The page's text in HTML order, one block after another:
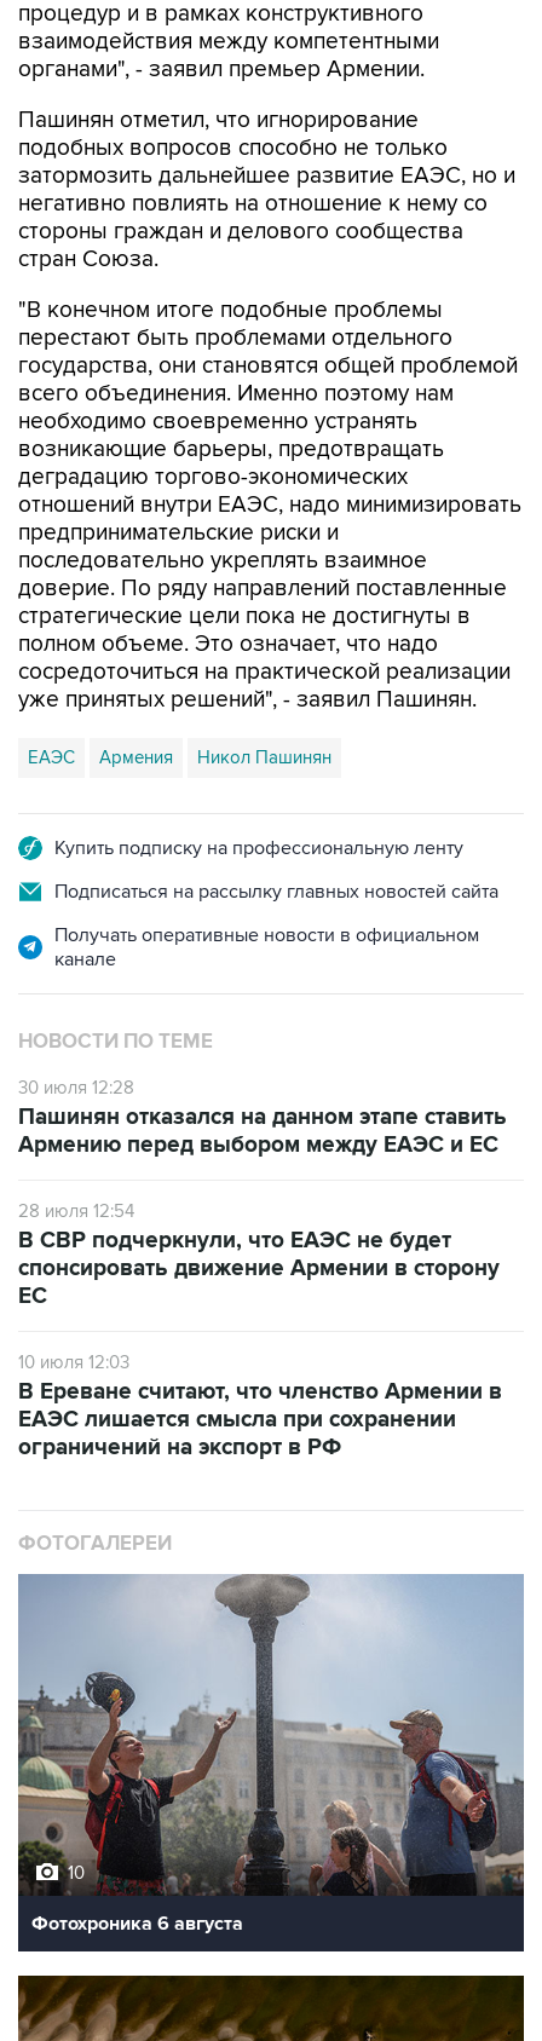
процедур и в рамках конструктивного
взаимодействия между компетентными
органами", - заявил премьер Армении.
Пашинян отметил, что игнорирование
подобных вопросов способно не только
затормозить дальнейшее развитие ЕАЭС, но и
негативно повлиять на отношение к нему со
стороны граждан и делового сообщества
стран Союза.
"В конечном итоге подобные проблемы
перестают быть проблемами отдельного
государства, они становятся общей проблемой
всего объединения. Именно поэтому нам
необходимо своевременно устранять
возникающие барьеры, предотвращать
деградацию торгово-экономических
отношений внутри ЕАЭС, надо минимизировать
предпринимательские риски и
последовательно укреплять взаимное
доверие. По ряду направлений поставленные
стратегические цели пока не достигнуты в
полном объеме. Это означает, что надо
сосредоточиться на практической реализации
уже принятых решений", - заявил Пашинян.
ЕАЭС Армения Никол Пашинян
Купить подписку на профессиональную ленту
Подписаться на рассылку главных новостей сайта
Получать оперативные новости в официальном
канале
НОВОСТИ ПО ТЕМЕ
30 июля 12:28
Пашинян отказался на данном этапе ставить
Армению перед выбором между ЕАЭС и ЕС
28 июля 12:54
В СВР подчеркнули, что ЕАЭС не будет
спонсировать движение Армении в сторону
ЕС
10 июля 12:03
В Ереване считают, что членство Армении в
ЕАЭС лишается смысла при сохранении
ограничений на экспорт в РФ
ФОТОГАЛЕРЕИ
10
Фотохроника 6 августа